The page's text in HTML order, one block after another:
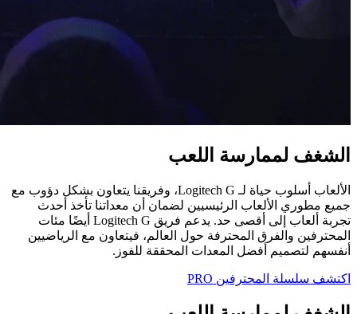
الشغف لممارسة اللعب
الألعاب أسلوب حياة لـ Logitech G‏، وفريقنا يتعاون بشكل دؤوب مع
جميع مطوري الألعاب الرئيسيين لضمان أن معداتنا تأخذ أحدث
تجربة ألعاب إلى أقصى حد. يدعم فريق Logitech G‏ أيضًا مئات
المحترفين والفرق المحترفة حول العالم، فيتعاون مع الرياضيين
أنفسهم لتصميم أفضل المعدات المحققة للفوز.
اكتشف سلسلة المحترفين ‏PRO